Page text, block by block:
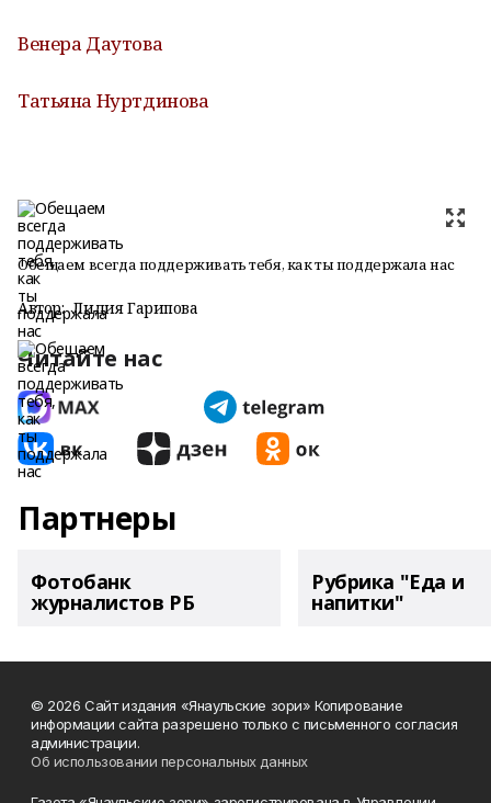
Венера Даутова
Татьяна Нуртдинова
Обещаем всегда поддерживать тебя, как ты поддержала нас
Автор: Лидия Гарипова
Читайте нас
Партнеры
Фотобанк
журналистов РБ
Рубрика "Еда и
напитки"
© 2026 Сайт издания «Янаульские зори» Копирование
информации сайта разрешено только с письменного согласия
администрации.
Об использовании персональных данных